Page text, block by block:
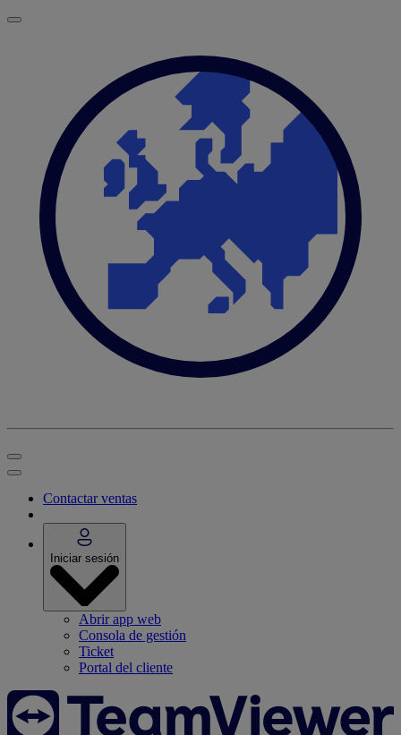
Contactar ventas
Iniciar sesión
Abrir app web
Consola de gestión
Ticket
Portal del cliente